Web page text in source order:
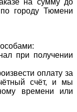
по городу Тюмени
при получении
оплату за
счёт, и мы
времени или